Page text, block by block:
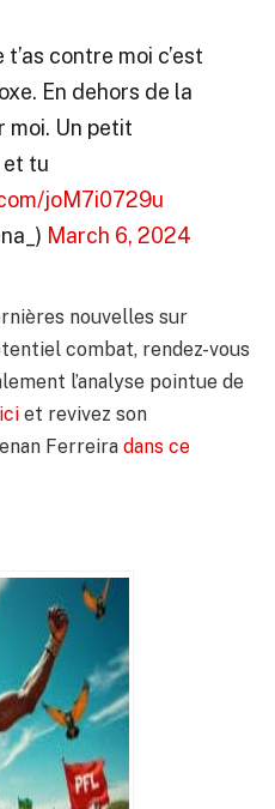
contre moi c’est
En dehors de la
moi. Un petit
tu
joM7i0729u
March 6, 2024
nouvelles sur
combat, rendez-vous
l’analyse pointue de
ici et revivez son
Ferreira dans ce